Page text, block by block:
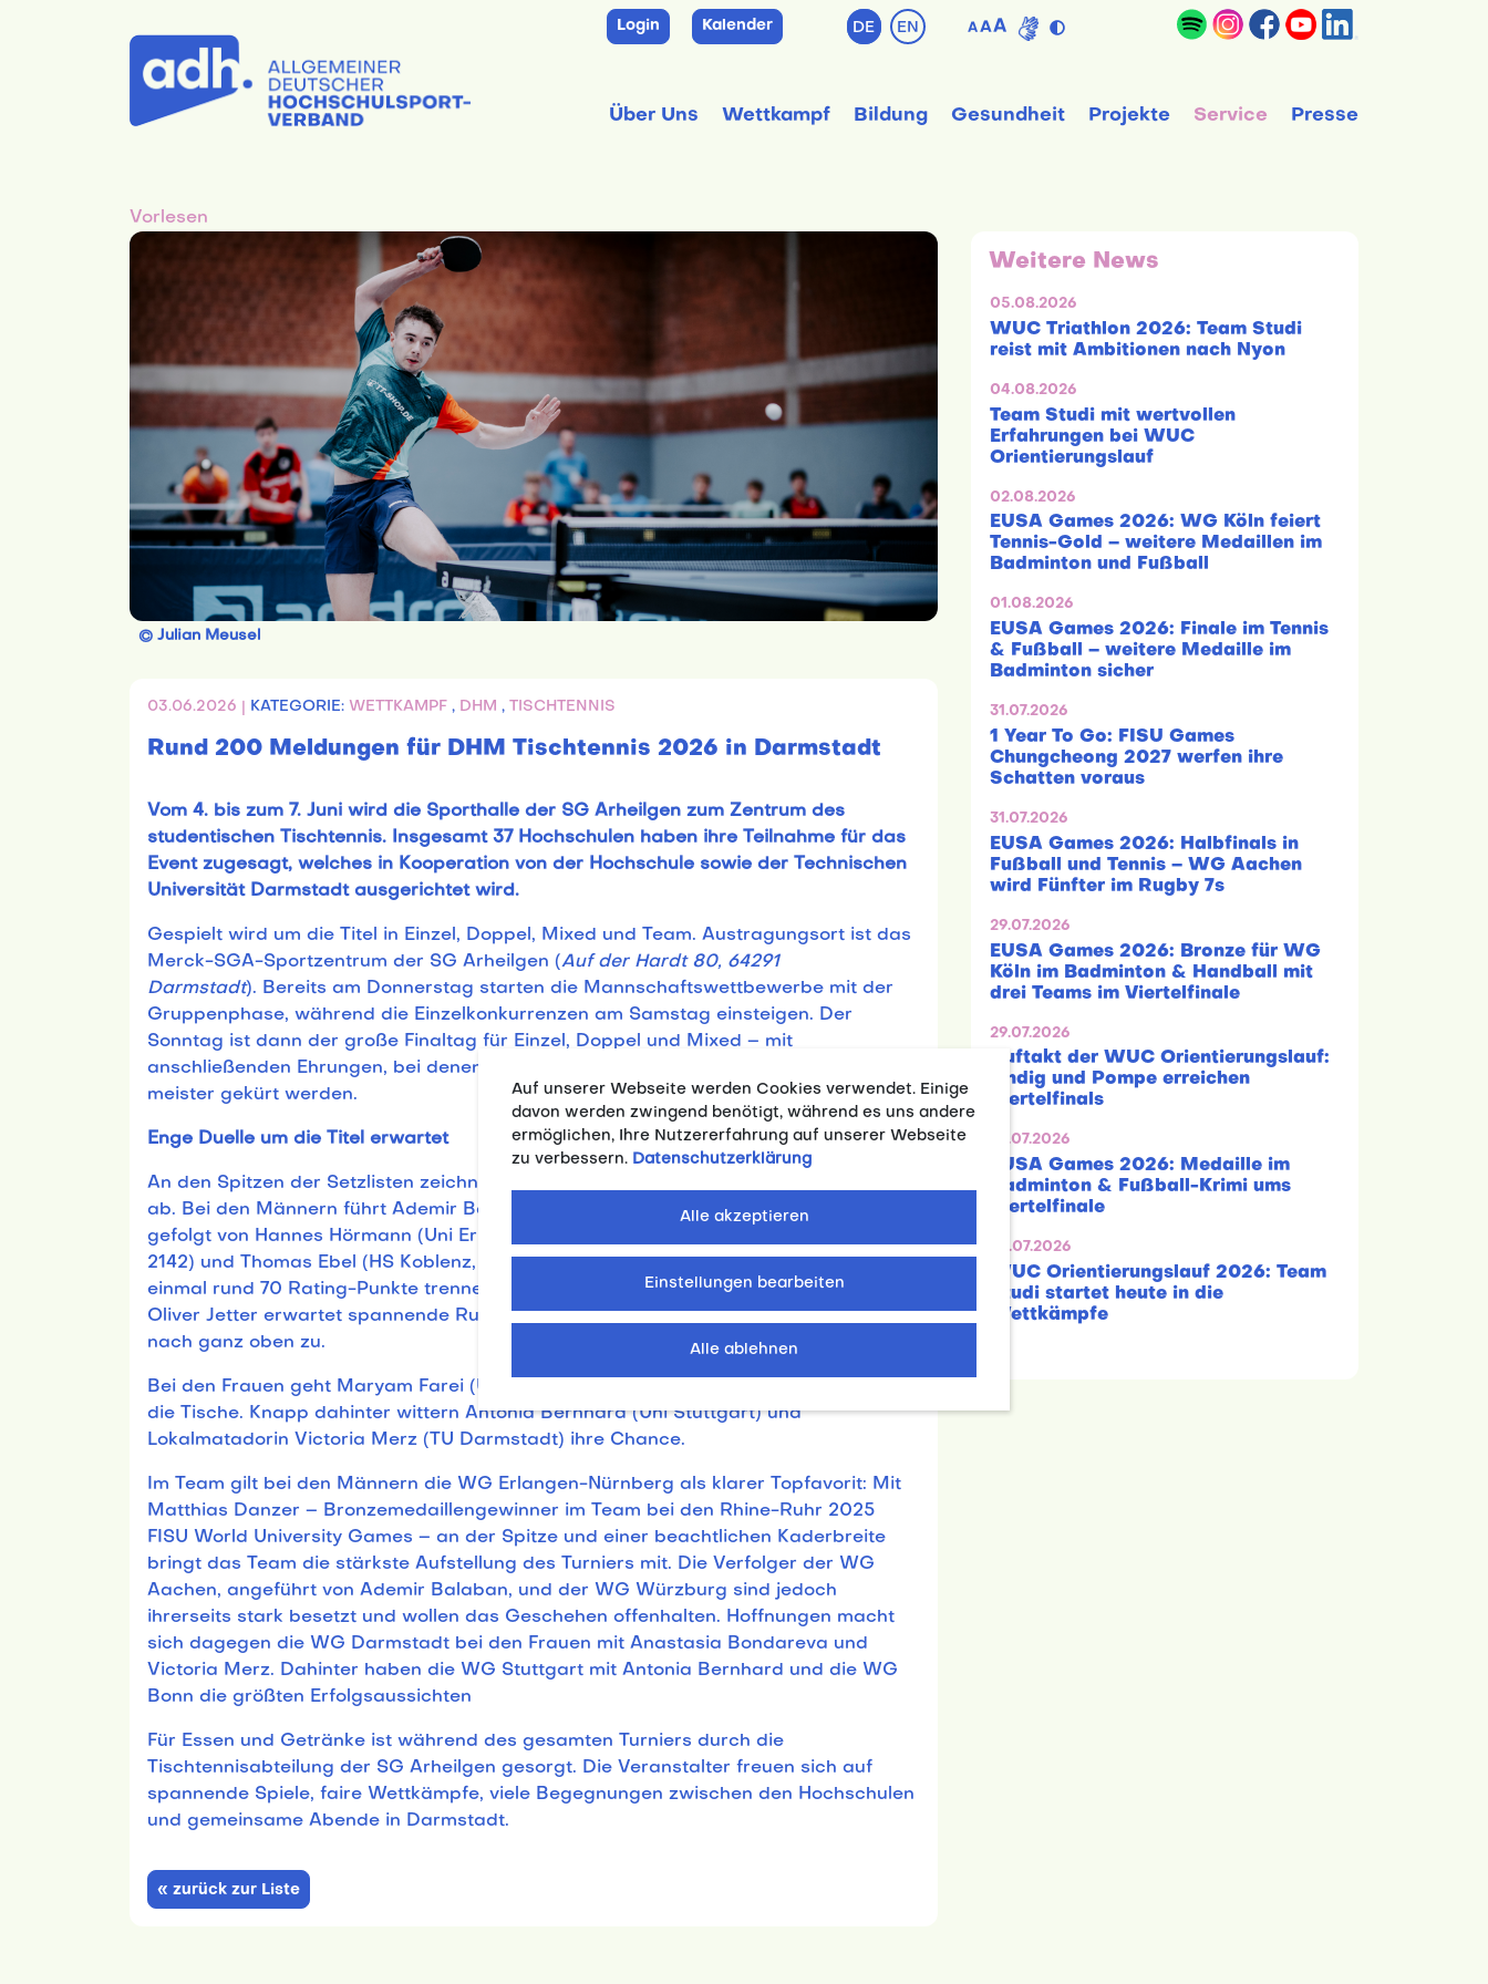
Login Kalender DE EN A AA
Über Uns Wettkampf Bildung Gesundheit Projekte Service Presse
Vorlesen
© Julian Meusel
03.06.2026 | KATEGORIE: WETTKAMPF , DHM , TISCHTENNIS
Rund 200 Meldungen für DHM Tischtennis 2026 in Darmstadt
Vom 4. bis zum 7. Juni wird die Sporthalle der SG Arheilgen zum Zentrum des
studentischen Tischtennis. Insgesamt 37 Hochschulen haben ihre Teilnahme für das
Event zugesagt, welches in Kooperation von der Hochschule sowie der Technischen
Universität Darmstadt ausgerichtet wird.
Gespielt wird um die Titel in Einzel, Doppel, Mixed und Team. Austragungsort ist das
Merck-SGA-Sportzentrum der SG Arheilgen (Auf der Hardt 80, 64291
Darmstadt). Bereits am Donnerstag starten die Mannschaftswettbewerbe mit der
Gruppenphase, während die Einzelkonkurrenzen am Samstag einsteigen. Der
Sonntag ist dann der große Finaltag für Einzel, Doppel und Mixed – mit
anschließenden Ehrungen, bei denen die Deutschen Hochschulmeisterinnen und -
meister gekürt werden.
Enge Duelle um die Titel erwartet
An den Spitzen der Setzlisten zeichnen sich hochklassige und vor allem enge Duelle
ab. Bei den Männern führt Ademir Balaban (RWTH Aachen) die Setzliste an, dicht
gefolgt von Hannes Hörmann (Uni Erlangen-Nürnberg), Tobias Slanina (Uni Bochum,
2142) und Thomas Ebel (HS Koblenz, 2130), der 2025 Zweiter im Doppel war. Gerade
einmal rund 70 Rating-Punkte trennen die ersten Vier. adh-Disziplinchef Tischtennis
Oliver Jetter erwartet spannende Runden und traut auch Außenseitern den Sprung
nach ganz oben zu.
Bei den Frauen geht Maryam Farei (Uni des Saarlandes) als topgesetzte Spielerin an
die Tische. Knapp dahinter wittern Antonia Bernhard (Uni Stuttgart) und
Lokalmatadorin Victoria Merz (TU Darmstadt) ihre Chance.
Im Team gilt bei den Männern die WG Erlangen-Nürnberg als klarer Topfavorit: Mit
Matthias Danzer – Bronzemedaillengewinner im Team bei den Rhine-Ruhr 2025
FISU World University Games – an der Spitze und einer beachtlichen Kaderbreite
bringt das Team die stärkste Aufstellung des Turniers mit. Die Verfolger der WG
Aachen, angeführt von Ademir Balaban, und der WG Würzburg sind jedoch
ihrerseits stark besetzt und wollen das Geschehen offenhalten. Hoffnungen macht
sich dagegen die WG Darmstadt bei den Frauen mit Anastasia Bondareva und
Victoria Merz. Dahinter haben die WG Stuttgart mit Antonia Bernhard und die WG
Bonn die größten Erfolgsaussichten
Für Essen und Getränke ist während des gesamten Turniers durch die
Tischtennisabteilung der SG Arheilgen gesorgt. Die Veranstalter freuen sich auf
spannende Spiele, faire Wettkämpfe, viele Begegnungen zwischen den Hochschulen
und gemeinsame Abende in Darmstadt.
« zurück zur Liste
Weitere News
05.08.2026
WUC Triathlon 2026: Team Studi
reist mit Ambitionen nach Nyon
04.08.2026
Team Studi mit wertvollen
Erfahrungen bei WUC
Orientierungslauf
02.08.2026
EUSA Games 2026: WG Köln feiert
Tennis-Gold – weitere Medaillen im
Badminton und Fußball
01.08.2026
EUSA Games 2026: Finale im Tennis
& Fußball – weitere Medaille im
Badminton sicher
31.07.2026
1 Year To Go: FISU Games
Chungcheong 2027 werfen ihre
Schatten voraus
31.07.2026
EUSA Games 2026: Halbfinals in
Fußball und Tennis – WG Aachen
wird Fünfter im Rugby 7s
29.07.2026
EUSA Games 2026: Bronze für WG
Köln im Badminton & Handball mit
drei Teams im Viertelfinale
29.07.2026
Auftakt der WUC Orientierungslauf:
Lindig und Pompe erreichen
Viertelfinals
29.07.2026
EUSA Games 2026: Medaille im
Badminton & Fußball-Krimi ums
Viertelfinale
28.07.2026
WUC Orientierungslauf 2026: Team
Studi startet heute in die
Wettkämpfe
Auf unserer Webseite werden Cookies verwendet. Einige
davon werden zwingend benötigt, während es uns andere
ermöglichen, Ihre Nutzererfahrung auf unserer Webseite
zu verbessern. Datenschutzerklärung
Einstellungen bearbeiten
Alle ablehnen
Alle akzeptieren